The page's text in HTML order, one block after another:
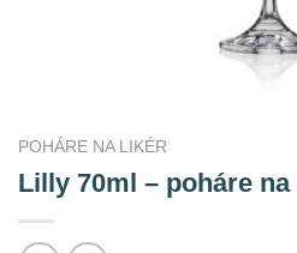
POHÁRE NA LIKÉR
Lilly 70ml – poháre